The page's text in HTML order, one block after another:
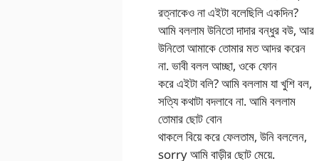
রত্নাকেও না এইটা বলেছিলি একদিন?
আমি বললাম উনিতো দাদার বন্ধুর বউ, আর
উনিতো আমাকে তোমার মত আদর করেন
না. ভাবী বলল আচ্ছা, ওকে ফোন
করে এইটা বলি? আমি বললাম যা খুশি বল,
সত্যি কথাটা বদলাবে না. আমি বললাম
তোমার ছোট বোন
থাকলে বিয়ে করে ফেলতাম, উনি বললেন,
sorry আমি বাড়ীর ছোট মেয়ে.